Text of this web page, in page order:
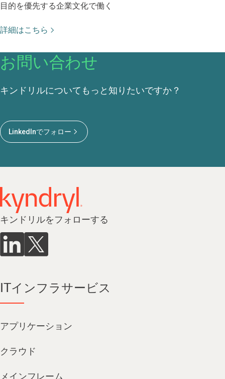
目的を優先する企業文化で働く
詳細はこちら
お問い合わせ
キンドリルについてもっと知りたいですか？
LinkedInでフォロー
キンドリルをフォローする
ITインフラサービス
アプリケーション
クラウド
メインフレーム